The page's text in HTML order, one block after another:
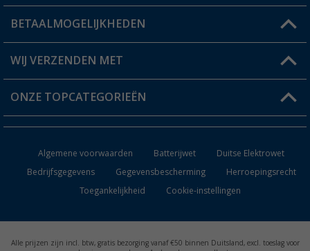
Status bestelling
Verlanglijstje
FAQ & Contact
Verzendinformatie
Catalogus
BETAALMOGELIJKHEDEN
WIJ VERZENDEN MET
ONZE TOPCATEGORIEËN
Keukenaccessoires
Campingmeubilair
Campingtoiletten
Algemene voorwaarden Batterijwet
Duitse Elektrowet
Bedrijfsgegevens
Gegevensbescherming
Herroepingsrecht
Toegankelijkheid
Cookie-instellingen
Alle prijzen zijn incl. btw, gratis bezorging vanaf €50 binnen Duitsland, excl. toeslag voor